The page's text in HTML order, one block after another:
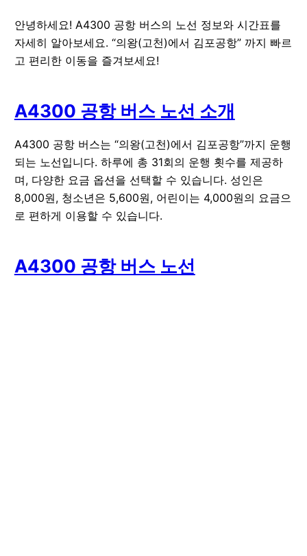
안녕하세요! A4300 공항 버스의 노선 정보와 시간표를
자세히 알아보세요. “의왕(고천)에서 김포공항” 까지 빠르
고 편리한 이동을 즐겨보세요!
A4300 공항 버스 노선 소개
A4300 공항 버스는 “의왕(고천)에서 김포공항”까지 운행
되는 노선입니다. 하루에 총 31회의 운행 횟수를 제공하
며, 다양한 요금 옵션을 선택할 수 있습니다. 성인은
8,000원, 청소년은 5,600원, 어린이는 4,000원의 요금으
로 편하게 이용할 수 있습니다.
A4300 공항 버스 노선